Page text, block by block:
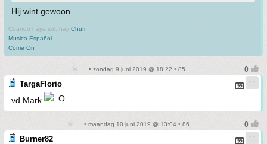
Hij wint gewoon...
Cuando haya sol, hay Chufi
Musica Español
Come On
• zondag 9 juni 2019 @ 18:22 • 85
TargaFlorio
vd Mark
• maandag 10 juni 2019 @ 13:04 • 86
Burner82